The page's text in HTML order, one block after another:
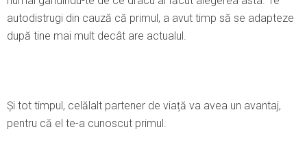
autodistrugi din cauză că primul, a avut timp să se adapteze
după tine mai mult decât are actualul.
Şi tot timpul, celălalt partener de viață va avea un avantaj,
pentru că el te-a cunoscut primul.